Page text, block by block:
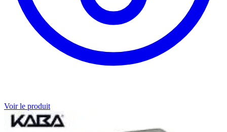
Voir le produit